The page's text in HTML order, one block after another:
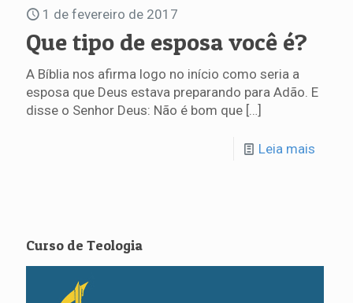
1 de fevereiro de 2017
Que tipo de esposa você é?
A Bíblia nos afirma logo no início como seria a
esposa que Deus estava preparando para Adão. E
disse o Senhor Deus: Não é bom que […]
Leia mais
Curso de Teologia